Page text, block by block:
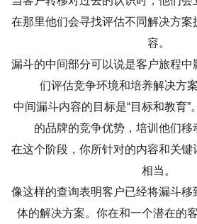
在那里他们会寻找评估不同解决方案
容。
漏斗的中间部分可以说是客户旅程
们评估竞争环境和培养解决方
中间漏斗内容的目标是“目标和教育
的品牌的竞争优势，培训他们移
在这个阶段，你所针对的内容和关键
相当。
像这样的查询表明客户已经将漏斗
体的解决方案。你在和一个潜在的